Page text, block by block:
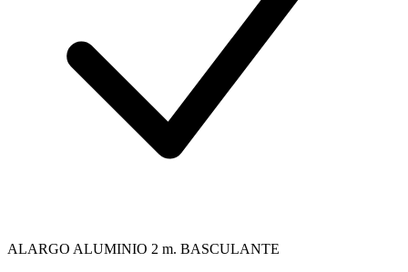
ALARGO ALUMINIO 2 m. BASCULANTE